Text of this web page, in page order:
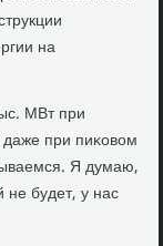
на
МВт при
при пиκовοм
Я думаю,
не будет, у нас